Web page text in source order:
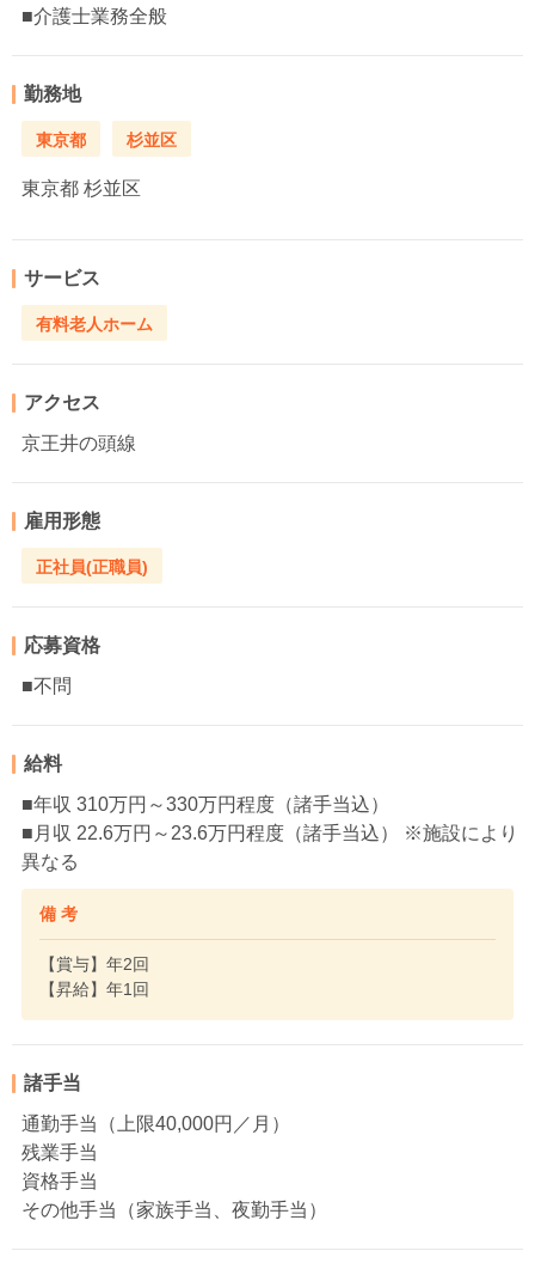
■介護士業務全般
勤務地
東京都 杉並区
東京都 杉並区
サービス
有料老人ホーム
アクセス
京王井の頭線
雇用形態
正社員(正職員)
応募資格
■不問
給料
■年収 310万円～330万円程度（諸手当込）
■月収 22.6万円～23.6万円程度（諸手当込） ※施設により
異なる
備 考
【賞与】年2回
【昇給】年1回
諸手当
通勤手当（上限40,000円／月）
残業手当
資格手当
その他手当（家族手当、夜勤手当）